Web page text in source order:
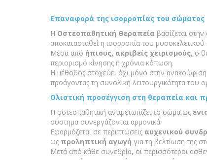
Επαναφορά της ισορροπίας του σώματος
Η Οστεοπαθητική Θεραπεία βασίζεται
αποκατασταθεί η ισορροπία του
Μέσα από ήπιους, ακριβείς χειρισμούς, ο
περιορισμό κίνησης ή χρόνια κόπωση.
Η μέθοδος στοχεύει όχι μόνο στην
προάγοντας τη συνολική λειτουργικότητα του
Ολιστική προσέγγιση στη θεραπεία και
Η οστεοπαθητική αντιμετωπίζει το σώμα ως
σύστημα συνεργάζονται αρμονικά.
Εφαρμόζεται σε περιπτώσεις αυχενικού
ως προληπτική αγωγή για τη βελτίωση της
Μετά από κάθε συνεδρία, οι περισσότεροι